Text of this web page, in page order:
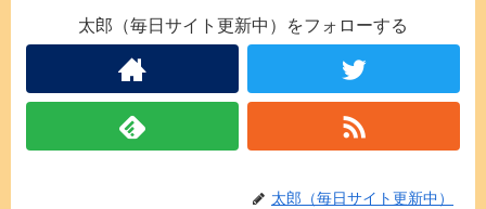
太郎（毎日サイト更新中）をフォローする
太郎（毎日サイト更新中）